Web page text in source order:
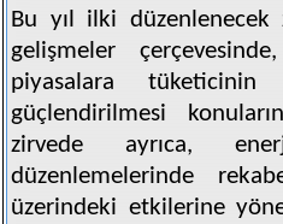
Bu yıl ilki
gelişmeler
piyasalara
güçlendirilmesi
zirvede ayrıca,
düzenlemelerinde
üzerindeki etkilerine